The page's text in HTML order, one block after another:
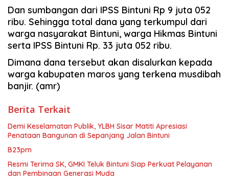
Dan sumbangan dari IPSS Bintuni Rp 9 juta 052
ribu. Sehingga total dana yang terkumpul dari
warga nasyarakat Bintuni, warga Hikmas Bintuni
serta IPSS Bintuni Rp. 33 juta 052 ribu.
Dimana dana tersebut akan disalurkan kepada
warga kabupaten maros yang terkena musdibah
banjir. (amr)
Berita Terkait
Demi Keselamatan Publik, YLBH Sisar Matiti Apresiasi
Penataan Bangunan di Sepanjang Jalan Bintuni
B23pm
Resmi Terima SK, GMKI Teluk Bintuni Siap Perkuat Pelayanan
dan Pembinaan Generasi Muda